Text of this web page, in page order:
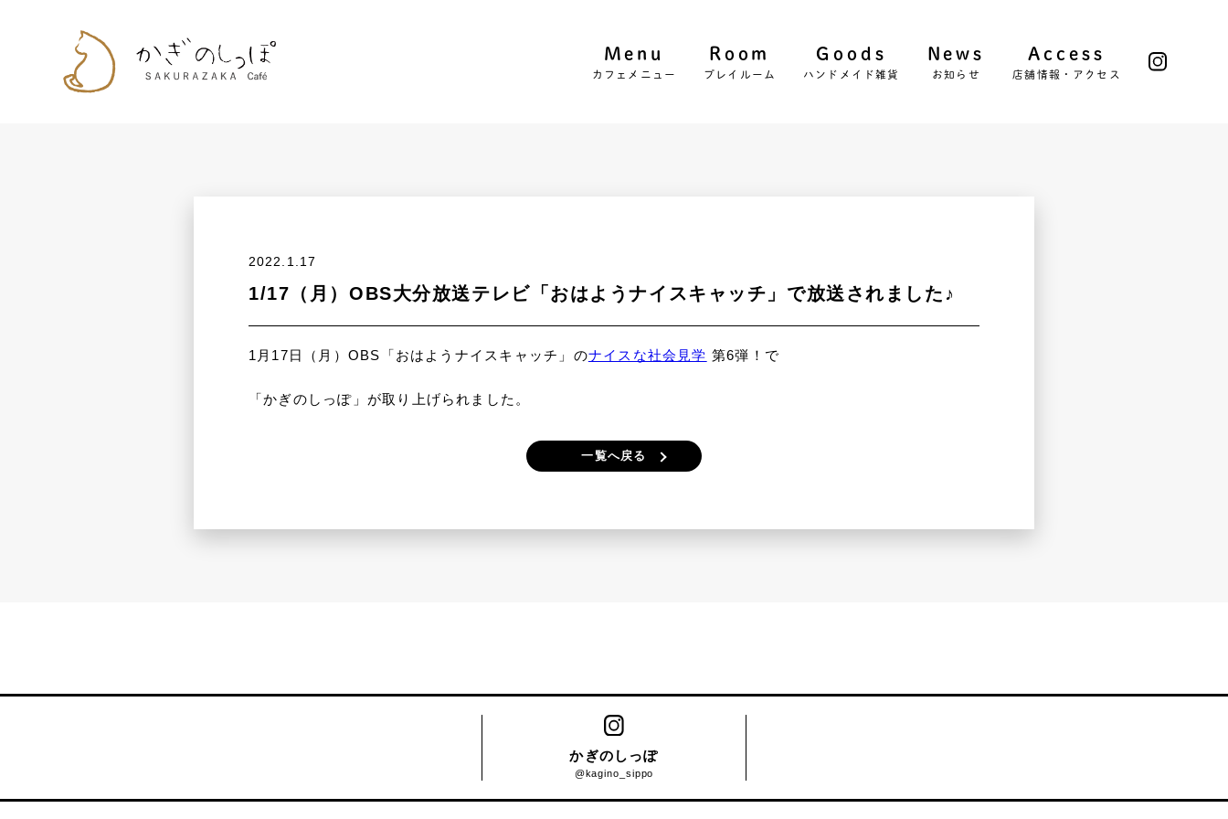
Menu
カフェメニュー
Room
プレイルーム
Goods
ハンドメイド雑貨
News
お知らせ
Access
店舗情報・アクセス
2022.1.17
1/17（月）OBS大分放送テレビ「おはようナイスキャッチ」で放送されました♪
1月17日（月）OBS「おはようナイスキャッチ」のナイスな社会見学 第6弾！で
「かぎのしっぽ」が取り上げられました。
一覧へ戻る
かぎのしっぽ
@kagino_sippo